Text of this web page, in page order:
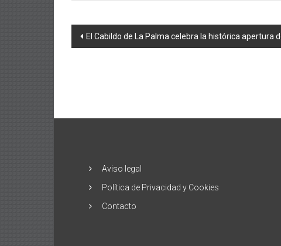
Navegación
El Cabildo de La Palma celebra la histórica apertura
Aviso legal
Política de Privacidad y Cookies
Contacto